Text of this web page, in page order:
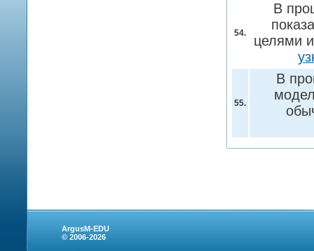
54.
В
целями
55.
В
ArgusM-EDU
© 2006-2026